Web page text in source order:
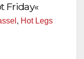
Friday«
, Hot Legs